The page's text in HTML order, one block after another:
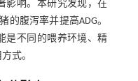
影响。本研究发现，在
的腹泻率并提高ADG。
是不同的喂养环境、精
式。